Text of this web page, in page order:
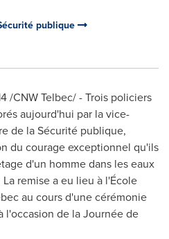
publique
/CNW Telbec/ - Trois policiers
aujourd'hui par la vice-
de la Sécurité publique,
du courage exceptionnel qu'ils
d'un homme dans les eaux
remise a eu lieu à l'École
au cours d'une cérémonie
l'occasion de la Journée de